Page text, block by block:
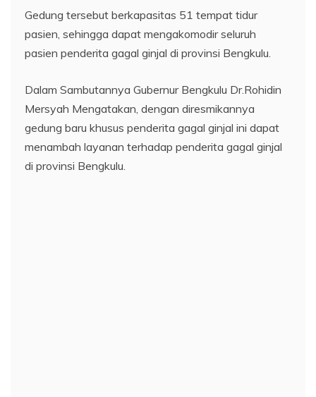
Gedung tersebut berkapasitas 51 tempat tidur
pasien, sehingga dapat mengakomodir seluruh
pasien penderita gagal ginjal di provinsi Bengkulu.
Dalam Sambutannya Gubernur Bengkulu Dr.Rohidin
Mersyah Mengatakan, dengan diresmikannya
gedung baru khusus penderita gagal ginjal ini dapat
menambah layanan terhadap penderita gagal ginjal
di provinsi Bengkulu.